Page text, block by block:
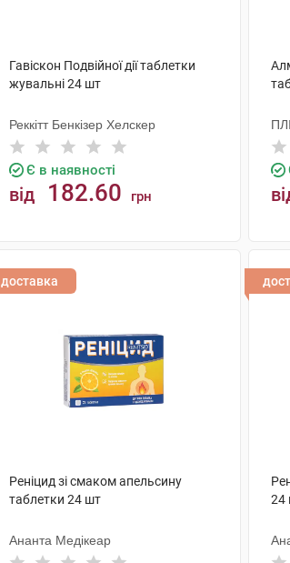
Гавіскон Подвійної дії таблетки
жувальні 24 шт
Реккітт Бенкізер Хелскер
Є в наявності
від 182.60 грн
доставка
Реніцид зі смаком апельсину
таблетки 24 шт
Ананта Медікеар
24